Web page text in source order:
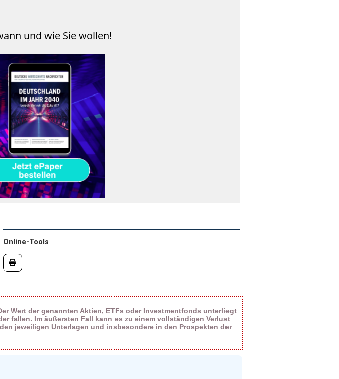
und wie Sie wollen!
Online-Tools
Wert der genannten Aktien, ETFs oder Investmentfonds unterliegt
fallen. Im äußersten Fall kann es zu einem vollständigen Verlust
jeweiligen Unterlagen und insbesondere in den Prospekten der